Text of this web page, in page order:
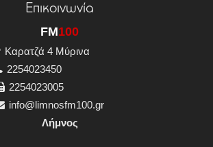
Επικοινωνία
FM100
Καρατζά 4 Μύρινα
2254023450
2254023005
info@limnosfm100.gr
Λήμνος